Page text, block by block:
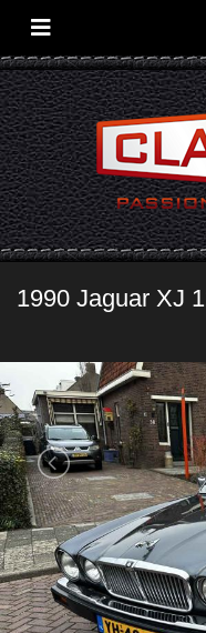
1990 Jaguar XJ